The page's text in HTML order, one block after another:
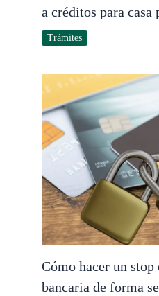
a créditos para
Trámites
Cómo hacer un
bancaria de forma